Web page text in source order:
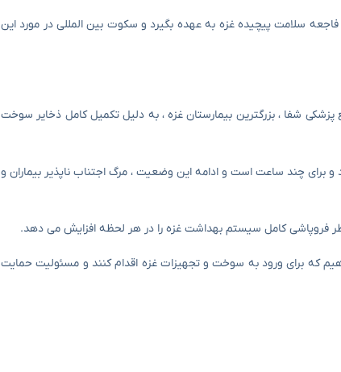
فاجعه سلامت پیچیده غزه به عهده بگیرد و سکوت بین المللی در مورد این
شفا ، بزرگترین بیمارستان غزه ، به دلیل تکمیل کامل ذخایر سوخت
و برای چند ساعت است و ادامه این وضعیت ، مرگ اجتناب ناپذیر بیماران و
فروپاشی کامل سیستم بهداشت غزه را در هر لحظه افزایش می دهد.
که برای ورود به سوخت و تجهیزات غزه اقدام کنند و مسئولیت حمایت